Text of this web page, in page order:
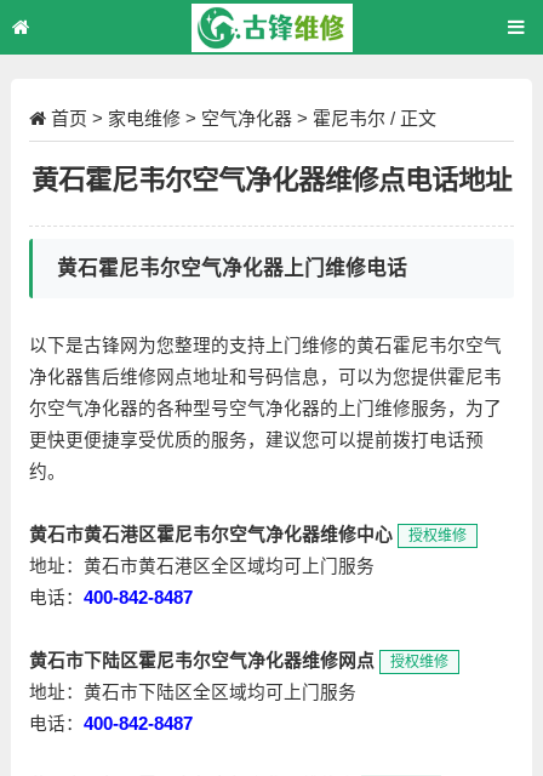
首页 > 家电维修> 空气净化器> 霍尼韦尔 / 正文
黄石霍尼韦尔空气净化器维修点电话地址
黄石霍尼韦尔空气净化器上门维修电话
以下是古锋网为您整理的支持上门维修的黄石霍尼韦尔空气
净化器售后维修网点地址和号码信息，可以为您提供霍尼韦
尔空气净化器的各种型号空气净化器的上门维修服务，为了
更快更便捷享受优质的服务，建议您可以提前拨打电话预
约。
黄石市黄石港区霍尼韦尔空气净化器维修中心 授权维修
地址：黄石市黄石港区全区域均可上门服务
电话： 400-842-8487
黄石市下陆区霍尼韦尔空气净化器维修网点 授权维修
地址：黄石市下陆区全区域均可上门服务
电话： 400-842-8487